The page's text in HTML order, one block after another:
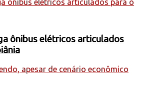
ônibus elétricos articulados